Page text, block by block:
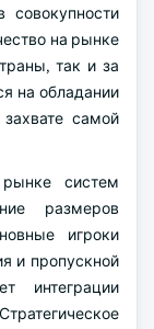
на рынке
так и за
на обладании
самой
систем
размеров
игроки
и пропускной
интеграции